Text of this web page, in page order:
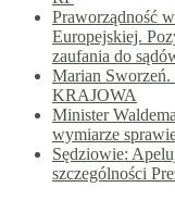
Praworządność
Europejskiej.
zaufania do
Marian
KRAJOWA
Minister
wymiarze
Sędziowie:
szczególności